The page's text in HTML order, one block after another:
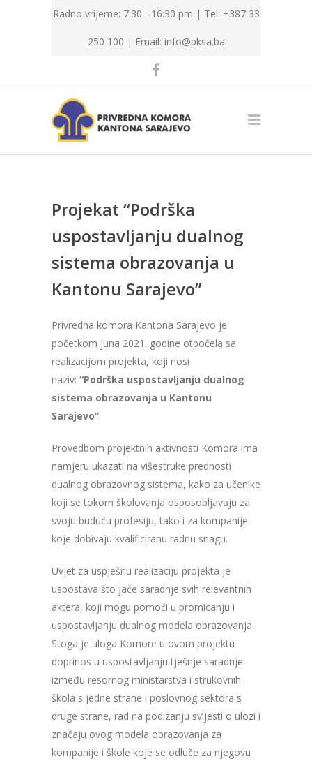
Radno vrijeme: 7:30 - 16:30 pm | Tel: +387 33
250 100 | Email: info@pksa.ba
Projekat “Podrška
uspostavljanju dualnog
sistema obrazovanja u
Kantonu Sarajevo”
Privredna komora Kantona Sarajevo je
početkom juna 2021. godine otpočela sa
realizacijom projekta, koji nosi
naziv: “Podrška uspostavljanju dualnog
sistema obrazovanja u Kantonu
Sarajevo”.
Provedbom projektnih aktivnosti Komora ima
namjeru ukazati na višestruke prednosti
dualnog obrazovnog sistema, kako za učenike
koji se tokom školovanja osposobljavaju za
svoju buduću profesiju, tako i za kompanije
koje dobivaju kvalificiranu radnu snagu.
Uvjet za uspješnu realizaciju projekta je
uspostava što jače saradnje svih relevantnih
aktera, koji mogu pomoći u promicanju i
uspostavljanju dualnog modela obrazovanja.
Stoga je uloga Komore u ovom projektu
doprinos u uspostavljanju tješnje saradnje
između resornog ministarstva i strukovnih
škola s jedne strane i poslovnog sektora s
druge strane, rad na podizanju svijesti o ulozi i
značaju ovog modela obrazovanja za
kompanije i škole koje se odluče za njegovu